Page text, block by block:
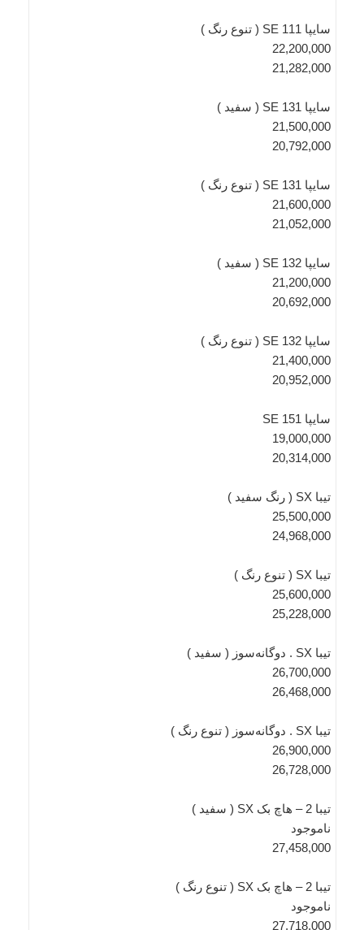
سایپا 111 SE ( تنوع رنگ )
22,200,000
21,282,000
سایپا SE 131 ( سفید )
21,500,000
20,792,000
سایپا SE 131 ( تنوع رنگ )
21,600,000
21,052,000
سایپا 132 SE ( سفید )
21,200,000
20,692,000
سایپا 132 SE ( تنوع رنگ )
21,400,000
20,952,000
سایپا 151 SE
19,000,000
20,314,000
تیبا SX ( رنگ سفید )
25,500,000
24,968,000
تیبا SX ( تنوع رنگ )
25,600,000
25,228,000
تیبا SX . دوگانه‌سوز ( سفید )
26,700,000
26,468,000
تیبا SX . دوگانه‌سوز ( تنوع رنگ )
26,900,000
26,728,000
تیبا 2 – هاچ بک SX ( سفید )
ناموجود
27,458,000
تیبا 2 – هاچ بک SX ( تنوع رنگ )
ناموجود
27,718,000